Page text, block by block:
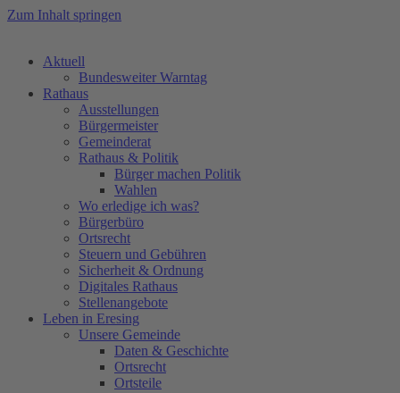
Zum Inhalt springen
Aktuell
Bundesweiter Warntag
Rathaus
Ausstellungen
Bürgermeister
Gemeinderat
Rathaus & Politik
Bürger machen Politik
Wahlen
Wo erledige ich was?
Bürgerbüro
Ortsrecht
Steuern und Gebühren
Sicherheit & Ordnung
Digitales Rathaus
Stellenangebote
Leben in Eresing
Unsere Gemeinde
Daten & Geschichte
Ortsrecht
Ortsteile